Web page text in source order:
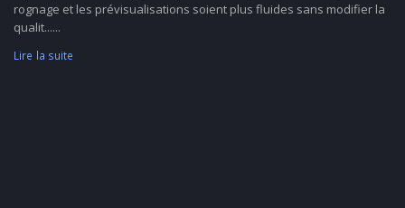
rognage et les prévisualisations soient plus fluides sans modifier la
qualit......
Lire la suite